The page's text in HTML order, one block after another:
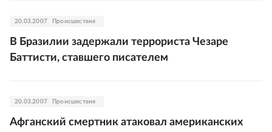
20.03.2007 Происшествия
В Бразилии задержали террориста Чезаре
Баттисти, ставшего писателем
20.03.2007 Происшествия
Афганский смертник атаковал американских